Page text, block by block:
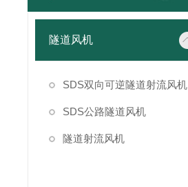
隧道风机
SDS双向可逆隧道射流风机
SDS公路隧道风机
隧道射流风机